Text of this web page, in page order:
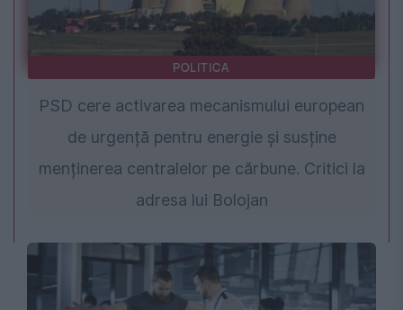
POLITICA
PSD cere activarea mecanismului european
de urgență pentru energie și susține
menținerea centralelor pe cărbune. Critici la
adresa lui Bolojan